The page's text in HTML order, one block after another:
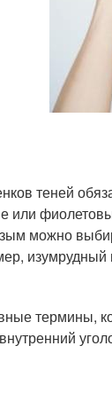
теней
или
можно
изумрудный
термины,